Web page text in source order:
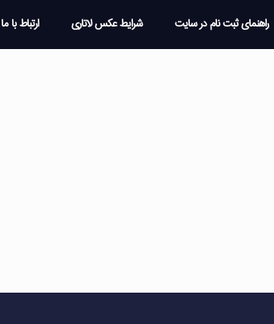
راهنمای ثبت نام در سایت شرایط عکس لاتاری ارتباط با ما